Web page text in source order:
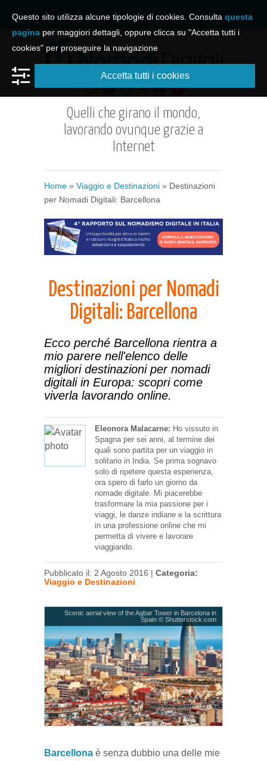
Apri il menu e naviga il sito
Quelli che girano il mondo,
lavorando ovunque grazie a
Internet
Home » Viaggio e Destinazioni » Destinazioni
per Nomadi Digitali: Barcellona
Destinazioni per Nomadi
Digitali: Barcellona
Ecco perché Barcellona rientra a
mio parere nell'elenco delle
migliori destinazioni per nomadi
digitali in Europa: scopri come
viverla lavorando online.
Eleonora Malacarne: Ho vissuto in
Spagna per sei anni, al termine dei
quali sono partita per un viaggio in
solitario in India. Se prima sognavo
solo di ripetere questa esperienza,
ora spero di farlo un giorno da
nomade digitale. Mi piacerebbe
trasformare la mia passione per i
viaggi, le danze indiane e la scrittura
in una professione online che mi
permetta di vivere e lavorare
viaggiando.
Pubblicato il: 2 Agosto 2016 | Categoria:
Viaggio e Destinazioni
Scenic aerial view of the Agbar Tower in Barcelona in
Spain © Shutterstock.com
Barcellona è senza dubbio una delle mie
Questo sito utilizza alcune tipologie di cookies. Consulta questa
pagina per maggiori dettagli, oppure clicca su "Accetta tutti i
cookies" per proseguire la navigazione
Accetta tutti i cookies